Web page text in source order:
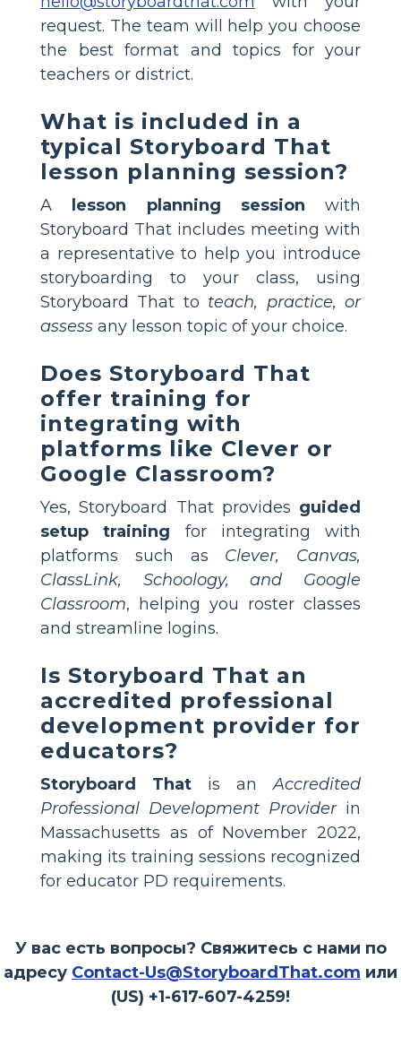
request. The team will help you choose
the best format and topics for your
teachers or district.
What is included in a
typical Storyboard That
lesson planning session?
A lesson planning session with
Storyboard That includes meeting with
a representative to help you introduce
storyboarding to your class, using
Storyboard That to teach, practice, or
assess any lesson topic of your choice.
Does Storyboard That
offer training for
integrating with
platforms like Clever or
Google Classroom?
Yes, Storyboard That provides guided
setup training for integrating with
platforms such as Clever, Canvas,
ClassLink, Schoology, and Google
Classroom, helping you roster classes
and streamline logins.
Is Storyboard That an
accredited professional
development provider for
educators?
Storyboard That is anAccredited
Professional Development Providerin
Massachusetts as of November 2022,
making its training sessions recognized
for educator PD requirements.
У вас есть вопросы? Свяжитесь с нами по
адресу Contact-Us@StoryboardThat.com или
(US) +1-617-607-4259!